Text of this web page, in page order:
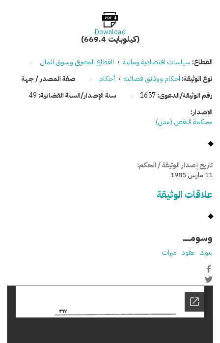
Download
(669.4 كيلوبايت)
القطاع: سياسات اقتصادية ومالية › القطاع المصرفي وسوق المال
نوع الوثيقة:أحكام ووثائق قضائية › أحكام
رقم الوثيقة/الدعوى:1657 سنة الإصدار/السنة القضائية: 49
صفة المصدر / جهة
الإصدار:
محكمة النقض (مدني)
تاريخ إصدار الوثيقة / الحكم:
11 مارس 1985
علاقات الوثيقة
وسومـــــ
بنوك عقود ميراث